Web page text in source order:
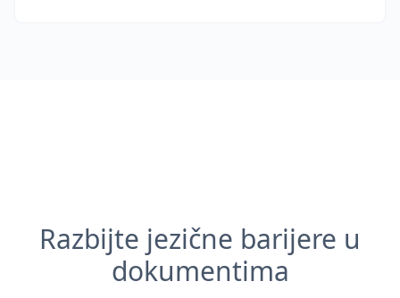
Razbijte jezične barijere u
dokumentima